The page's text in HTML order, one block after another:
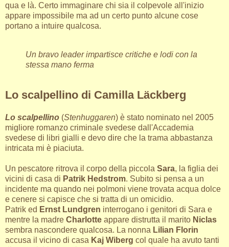
qua e là. Certo immaginare chi sia il colpevole all'inizio
appare impossibile ma ad un certo punto alcune cose
portano a intuire qualcosa.
Un bravo leader impartisce critiche e lodi con la
stessa mano ferma
Lo scalpellino di Camilla Läckberg
Lo scalpellino (Stenhuggaren) è stato nominato nel 2005
migliore romanzo criminale svedese dall'Accademia
svedese di libri gialli e devo dire che la trama abbastanza
intricata mi è piaciuta.
Un pescatore ritrova il corpo della piccola Sara, la figlia dei
vicini di casa di Patrik Hedstrom. Subito si pensa a un
incidente ma quando nei polmoni viene trovata acqua dolce
e cenere si capisce che si tratta di un omicidio.
Patrik ed Ernst Lundgren interrogano i genitori di Sara e
mentre la madre Charlotte appare distrutta il marito Niclas
sembra nascondere qualcosa. La nonna Lilian Florin
accusa il vicino di casa Kaj Wiberg col quale ha avuto tanti